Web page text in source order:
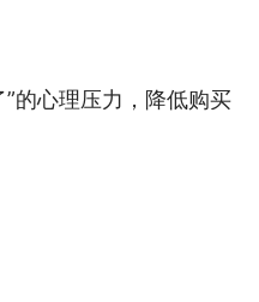
的心理压力，降低购买